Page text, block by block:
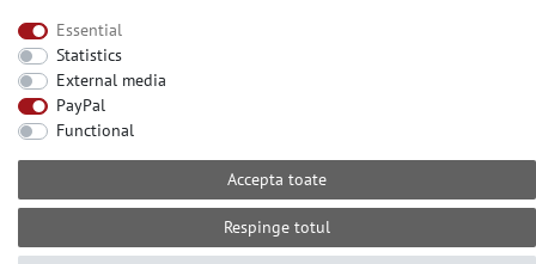
Essential
Statistics
External media
PayPal
Functional
Accepta toate
Respinge totul